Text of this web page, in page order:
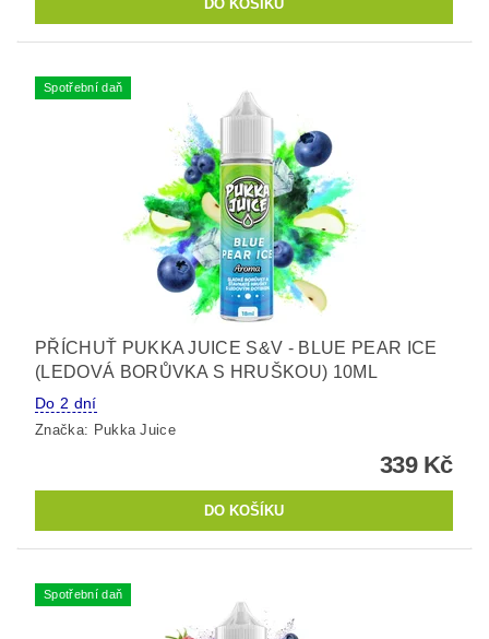
Spotřební daň
PŘÍCHUŤ PUKKA JUICE S&V - BLUE PEAR ICE
(LEDOVÁ BORŮVKA S HRUŠKOU) 10ML
Do 2 dní
Značka: Pukka Juice
339 Kč
Spotřební daň